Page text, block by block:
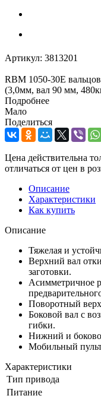
Артикул: 3813201
RBМ 1050-30E
(3,0мм, вал 90 мм,
Подробнее
Мало
Поделиться
Цена действительна
отличаться от цен в
Описание
Характеристики
Как купить
Описание
Тяжелая и
Верхний вал
заготовки.
Асимметричное
Поворотный
Боковой вал с
гибки.
Нижний и
Мобильный
Характеристики
Тип привода
Питание